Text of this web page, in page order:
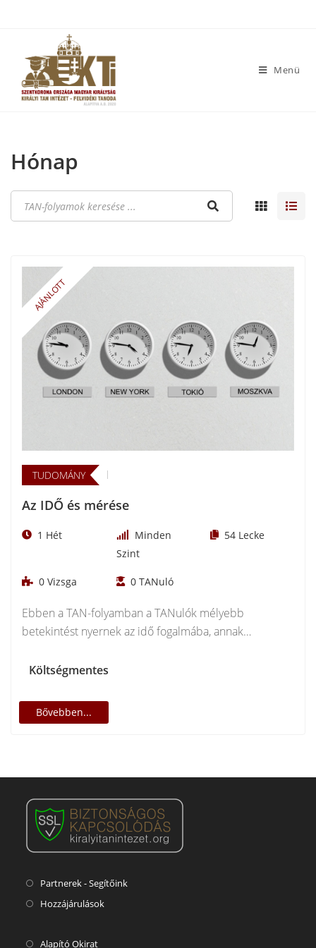
Menü
Hónap
TUDOMÁNY
Az IDŐ és mérése
1 Hét
Minden
Szint
54 Lecke
0 Vizsga 0TANuló
Ebben a TAN-folyamban a TANulók mélyebb
betekintést nyernek az idő fogalmába, annak
Költségmentes
Bővebben...
Partnerek - Segítőink
Hozzájárulások
Alapító Okirat